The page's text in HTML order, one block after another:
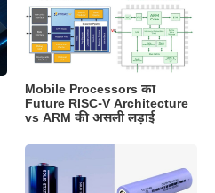
Mobile Processors का
Future RISC-V Architecture
vs ARM की असली लड़ाई